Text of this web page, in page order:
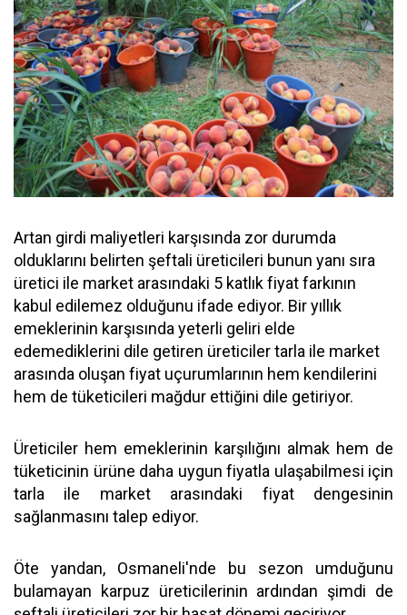
Artan girdi maliyetleri karşısında zor durumda
olduklarını belirten şeftali üreticileri bunun yanı sıra
üretici ile market arasındaki 5 katlık fiyat farkının
kabul edilemez olduğunu ifade ediyor. Bir yıllık
emeklerinin karşısında yeterli geliri elde
edemediklerini dile getiren üreticiler tarla ile market
arasında oluşan fiyat uçurumlarının hem kendilerini
hem de tüketicileri mağdur ettiğini dile getiriyor.
Üreticiler hem emeklerinin karşılığını almak hem de
tüketicinin ürüne daha uygun fiyatla ulaşabilmesi için
tarla ile market arasındaki fiyat dengesinin
sağlanmasını talep ediyor.
Öte yandan, Osmaneli'nde bu sezon umduğunu
bulamayan karpuz üreticilerinin ardından şimdi de